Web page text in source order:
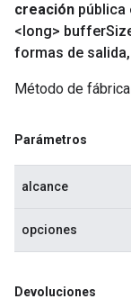
creación pública
<long> buffer
formas de salida,
Método de
Parámetros
alcance
opciones
Devoluciones